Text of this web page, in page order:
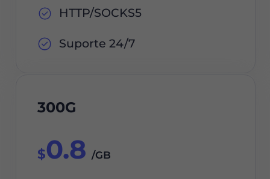
HTTP/SOCKS5
Suporte 24/7
300G
$0.8 /GB